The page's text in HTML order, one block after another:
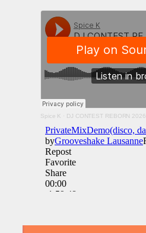
Spice K · DJ CONTEST REBORN 2026